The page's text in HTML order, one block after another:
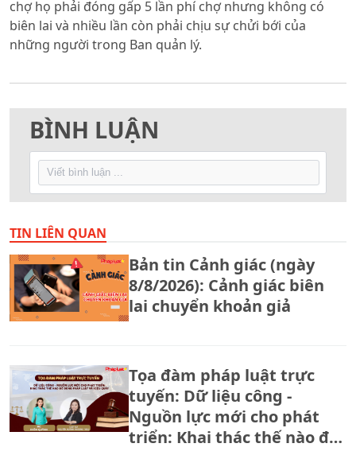
chợ họ phải đóng gấp 5 lần phí chợ nhưng không có
biên lai và nhiều lần còn phải chịu sự chửi bới của
những người trong Ban quản lý.
BÌNH LUẬN
TIN LIÊN QUAN
Bản tin Cảnh giác (ngày
8/8/2026): Cảnh giác biên
lai chuyển khoản giả
Tọa đàm pháp luật trực
tuyến: Dữ liệu công -
Nguồn lực mới cho phát
triển: Khai thác thế nào để